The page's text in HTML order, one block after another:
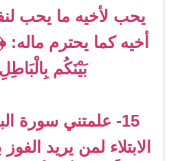
يحب لأخيه ما يحب
أخيه كما يحترم ماله:
بَيْنَكُم بِالْبَاطِلِ﴾
15- علمتني سورة
الابتلاء لمن يريد